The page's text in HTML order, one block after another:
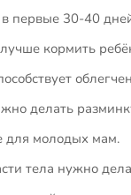
первые 30-40
кормить
делать
для молодых мам.
тела нужно